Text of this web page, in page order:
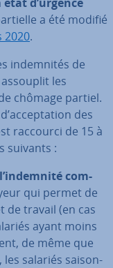
a été modifié
2020.
in­dem­ni­tés de
les
chômage partiel.
des
raccourci de 15 à
suivants :
com­
qui permet de
de travail (en cas
ayant moins
de même que
les salariés sai­son­